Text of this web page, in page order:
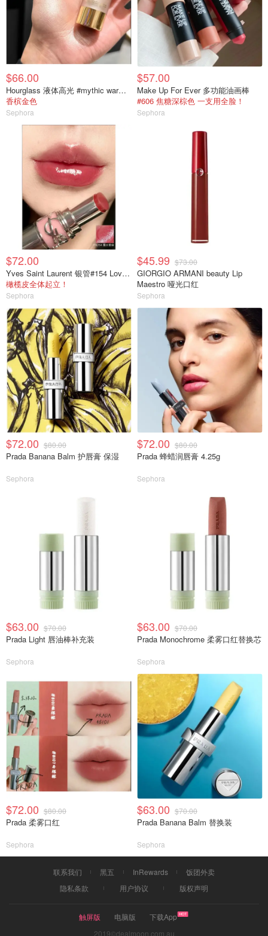
$66.00
Hourglass 液体高光 #mythic warm bronze gold
香槟金色
Sephora
$57.00
Make Up For Ever 多功能油画棒
#606 焦糖深棕色 一支用全脸！
Sephora
$72.00
Yves Saint Laurent 银管#154 Love Berry
橄榄皮全体起立！
Sephora
$45.99 $73.00
GIORGIO ARMANI beauty Lip
Maestro 哑光口红
Sephora
$72.00 $80.00
Prada Banana Balm 护唇膏 保湿
Sephora
$72.00 $80.00
Prada 蜂蜡润唇膏 4.25g
Sephora
$63.00 $70.00
Prada Light 唇油棒补充装
Sephora
$63.00 $70.00
Prada Monochrome 柔雾口红替换芯
Sephora
$72.00 $80.00
Prada 柔雾口红
Sephora
$63.00 $70.00
Prada Banana Balm 替换装
Sephora
联系我们 黑五 InRewards
饭团外卖
隐私条款
用户协议 版权声明
触屏版 电脑版
下载App
2019©dealmoon.com.au